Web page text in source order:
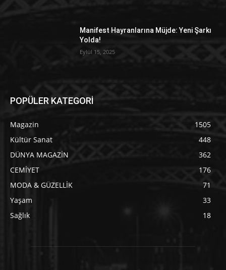
Manifest Hayranlarına Müjde: Yeni Şarkı
Yolda!
Eylül 15, 2025
POPÜLER KATEGORİ
Magazin
1505
Kültür Sanat
448
DÜNYA MAGAZİN
362
CEMİYET
176
MODA & GÜZELLİK
71
Yaşam
33
Sağlık
18